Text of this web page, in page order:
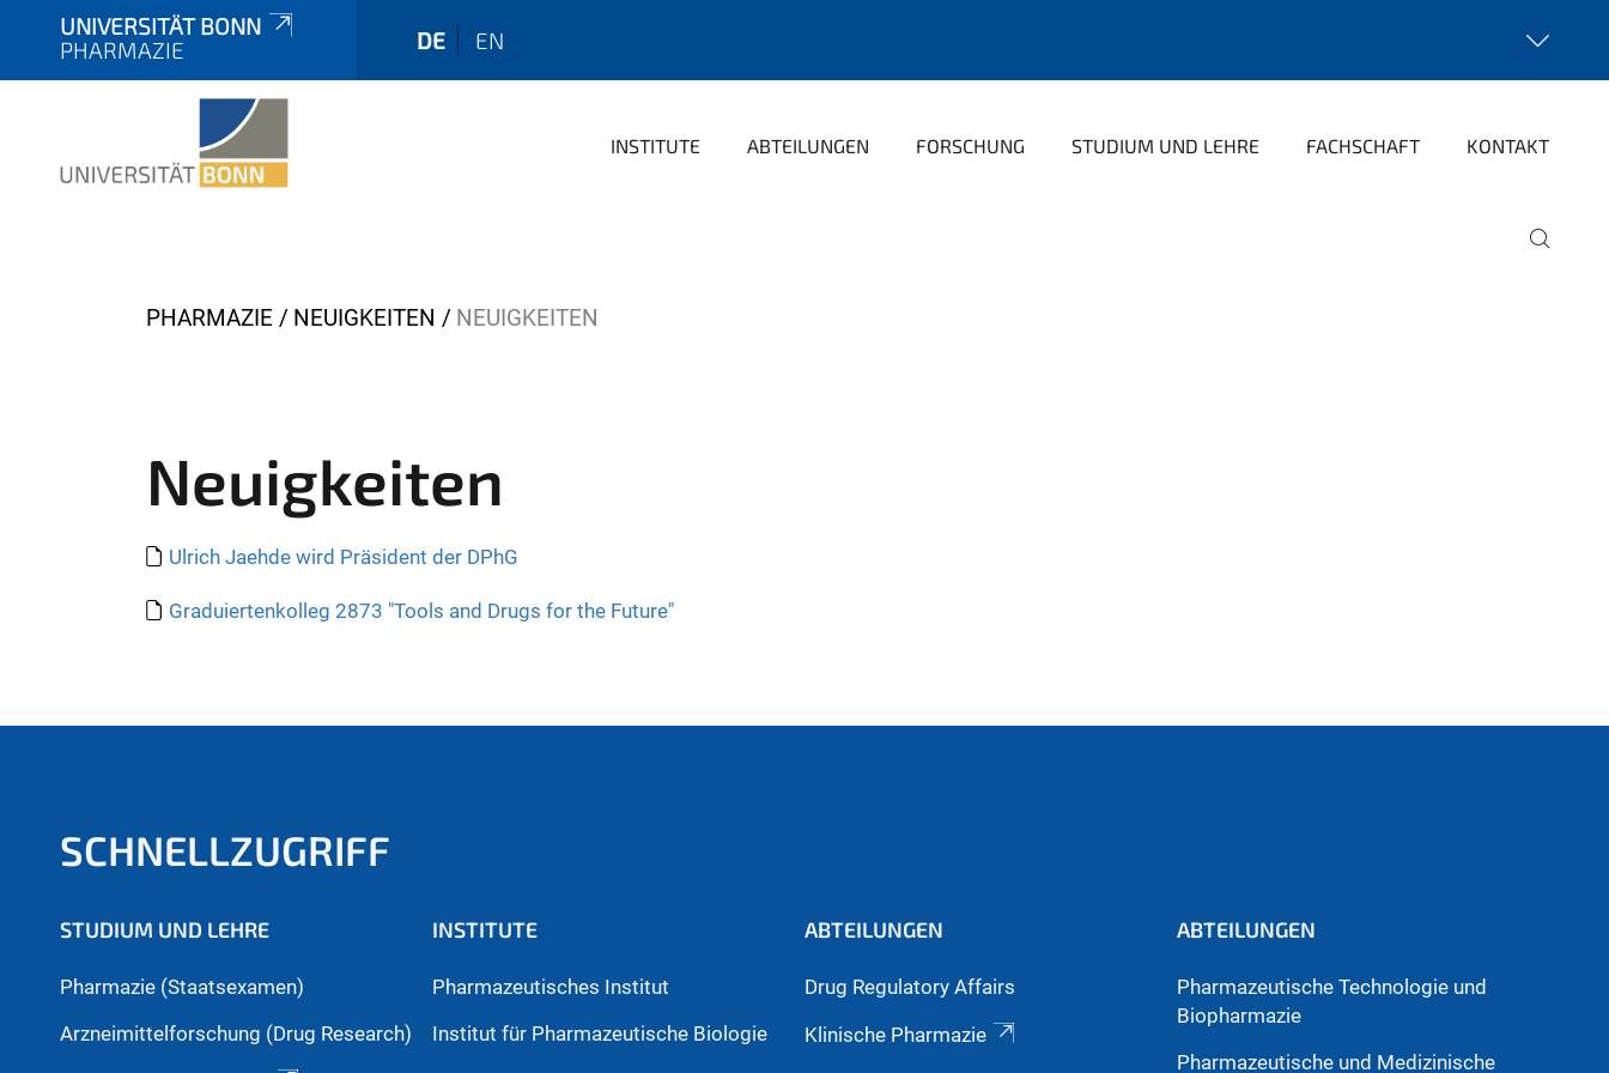
UNIVERSITÄT BONN
PHARMAZIE
DE EN
INSTITUTE ABTEILUNGEN FORSCHUNG STUDIUM UND LEHRE FACHSCHAFT KONTAKT
Y
h
e
r
e
PHARMAZIE NEUIGKEITEN NEUIGKEITEN
Neuigkeiten
Ulrich Jaehde wird Präsident der DPhG
Graduiertenkolleg 2873 "Tools and Drugs for the Future"
SCHNELLZUGRIFF
STUDIUM UND LEHRE
Pharmazie (Staatsexamen)
Arzneimittelforschung (Drug Research)
INSTITUTE
Pharmazeutisches Institut
Institut für Pharmazeutische Biologie
ABTEILUNGEN
Drug Regulatory Affairs
Klinische Pharmazie
ABTEILUNGEN
Pharmazeutische Technologie und
Biopharmazie
Pharmazeutische und Medizinische